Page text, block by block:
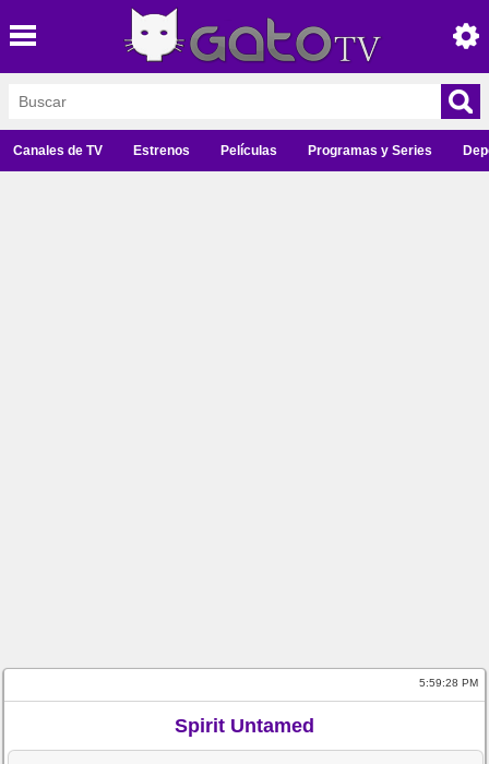
Canales de TV Estrenos Películas Programas y Series
5:59:28 PM
Spirit Untamed